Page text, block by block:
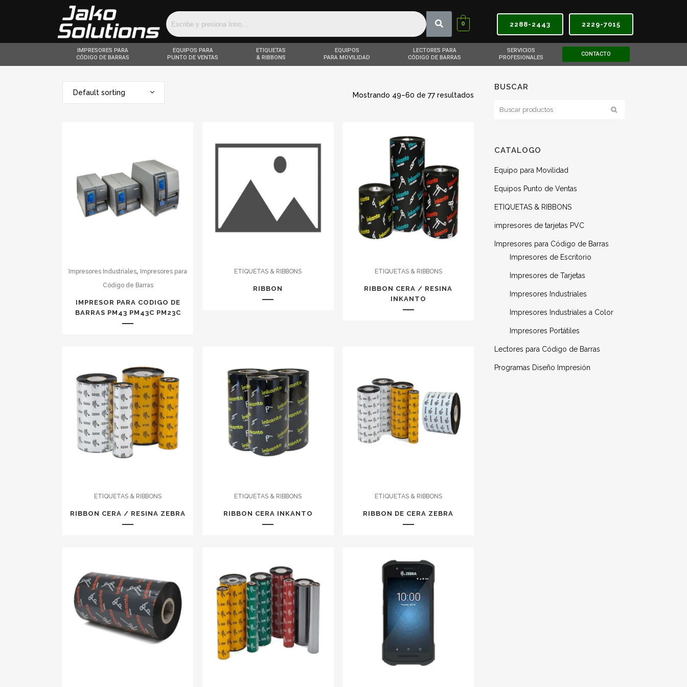
0 2288-2443 2229-7015
IMPRESORES PARA
CÓDIGO DE BARRAS
EQUIPOS PARA
PUNTO DE VENTAS
ETIQUETAS
& RIBBONS
EQUIPOS
PARA MOVILIDAD
LECTORES PARA
CÓDIGO DE BARRAS
SERVICIOS
PROFESIONALES
CONTACTO
Mostrando 49–60 de 77 resultados
Default sorting
Impresores Industriales,
Impresores para
Código de Barras
IMPRESOR PARA CODIGO DE
BARRAS PM43 PM43C PM23C
ETIQUETAS & RIBBONS
RIBBON
ETIQUETAS & RIBBONS
RIBBON CERA / RESINA
INKANTO
ETIQUETAS & RIBBONS
RIBBON CERA / RESINA ZEBRA
ETIQUETAS & RIBBONS
RIBBON CERA INKANTO
ETIQUETAS & RIBBONS
RIBBON DE CERA ZEBRA
BUSCAR
CATALOGO
Equipo para Movilidad
Equipos Punto de Ventas
ETIQUETAS & RIBBONS
impresores de tarjetas PVC
Impresores para Código de Barras
Impresores de Escritorio
Impresores de Tarjetas
Impresores Industriales
Impresores Industriales a Color
Impresores Portátiles
Lectores para Código de Barras
Programas Diseño Impresión